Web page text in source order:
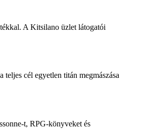
A Kitsilano üzlet látogatói
cél egyetlen titán megmászása
t, RPG-könyveket és